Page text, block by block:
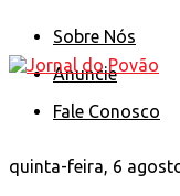
Sobre Nós
Anuncie
Fale Conosco
quinta-feira, 6